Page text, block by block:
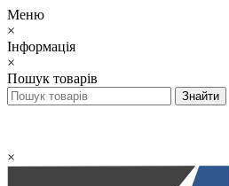
Меню
×
Інформація
×
Пошук товарів
×